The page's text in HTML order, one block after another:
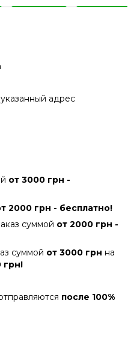
адрес
от 3000 грн -
2000 грн - бесплатно!
суммой от 2000 грн -
суммой от 3000 грн на
грн!
после 100%